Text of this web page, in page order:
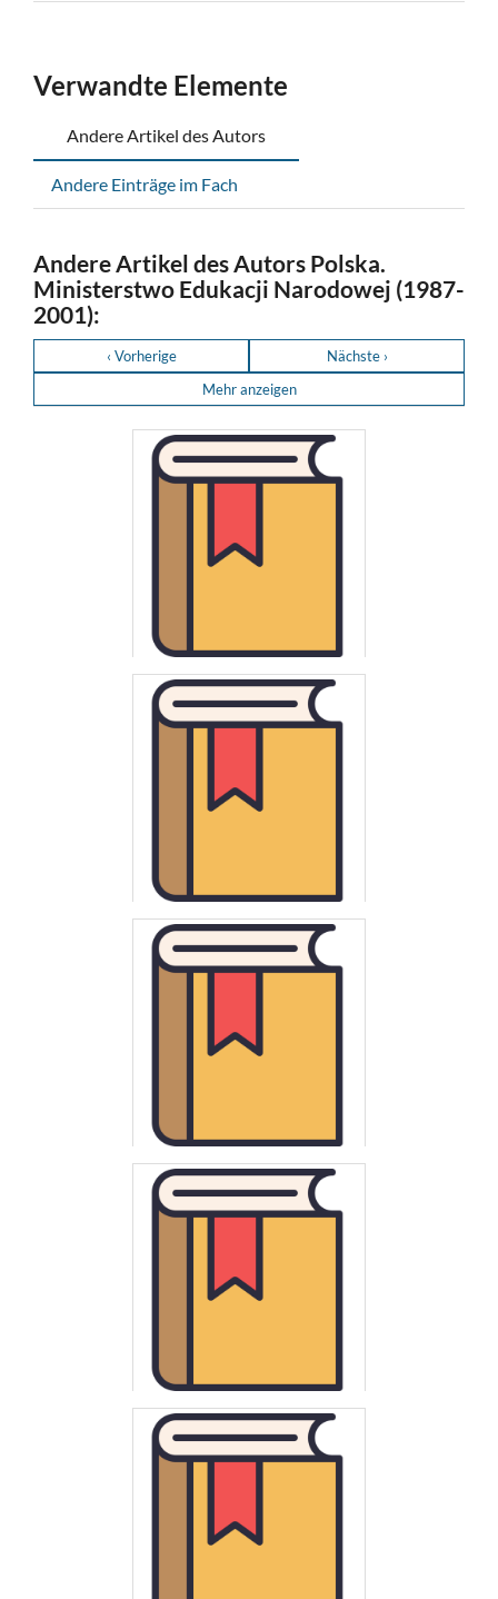
Verwandte Elemente
Andere Artikel des Autors
Andere Einträge im Fach
Andere Artikel des Autors Polska.
Ministerstwo Edukacji Narodowej (1987-
2001):
‹ Vorherige
Nächste ›
Mehr anzeigen
Polska. Ministerstwo Edukacji Narodowej
Historia : szkoła podstawowa : minimum programowe
obowiązujące od 1 września 1992
Polska. Ministerstwo Edukacji Narodowej
Biologia z higieną i ochroną środowiska : szkoła średnia :
minimum programowe obowiązujące od 1 września 1992
Polska. Ministerstwo Edukacji Narodowej
Chemia : szkoła średnia : minimum programowe obowiązujące
od 1 września 1992
Polska. Ministerstwo Edukacji Narodowej
Elementy informatyki : szkoła podstawowa : minimum
programowe obowiązujące od 1 września 1992